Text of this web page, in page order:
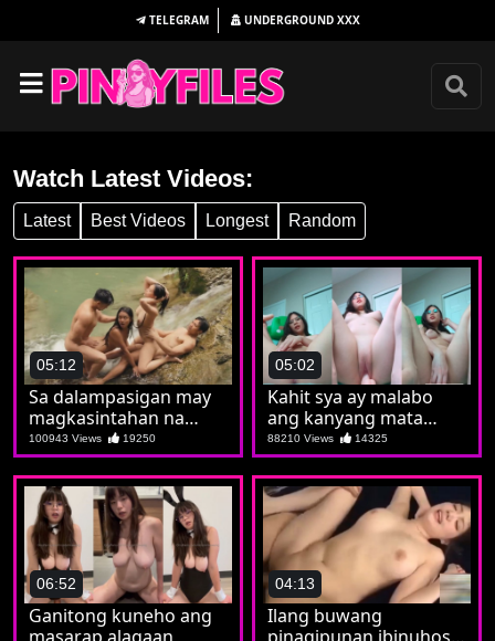
TELEGRAM UNDERGROUND XXX
Watch Latest Videos:
Latest Best Videos Longest Random
05:12
Sa dalampasigan may
magkasintahan na
nagpalitan sa iyutan
100943 Views 19250
05:02
Kahit sya ay malabo
ang kanyang mata
malinaw naman sayo
na sya ay isang puta
88210 Views 14325
06:52
Ganitong kuneho ang
04:13
Ilang buwang